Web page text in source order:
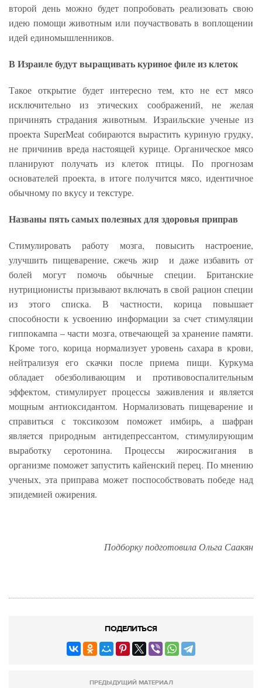
второй день можно будет попробовать реализовать свою
идею помощи животным или поучаствовать в воплощении
идей единомышленников.
В Израиле будут выращивать куриное филе из клеток
Такое открытие будет интересно тем, кто не ест мясо
исключительно из этических соображений, не желая
причинять страдания животным. Израильские ученые из
проекта SuperMeat собираются вырастить куриную грудку,
не причинив вреда настоящей курице. Органическое мясо
планируют получать из клеток птицы. По прогнозам
основателей проекта, в итоге получится мясо, идентичное
обычному по вкусу и текстуре.
Названы пять самых полезных для здоровья приправ
Стимулировать работу мозга, повысить настроение,
улучшить пищеварение, сжечь жир и даже избавить от
болей могут помочь обычные специи. Британские
нутриционисты призывают включать в свой рацион специи
из этого списка. В частности, корица повышает
способности к усвоению информации за счет стимуляции
гиппокампа – части мозга, отвечающей за хранение памяти.
Кроме того, корица нормализует уровень сахара в крови,
нейтрализуя его скачки после приема пищи. Куркума
обладает обезболивающим и противовоспалительным
эффектом, стимулирует процессы заживления и является
мощным антиоксидантом. Нормализовать пищеварение и
справиться с токсикозом поможет имбирь, а шафран
является природным антидепрессантом, стимулирующим
выработку серотонина. Процессы жиросжигания в
организме поможет запустить кайенский перец. По мнению
ученых, эта приправа может поспособствовать победе над
эпидемией ожирения.
Подборку подготовила Ольга Саакян
ПОДЕЛИТЬСЯ
ПРЕДЫДУЩИЙ МАТЕРИАЛ